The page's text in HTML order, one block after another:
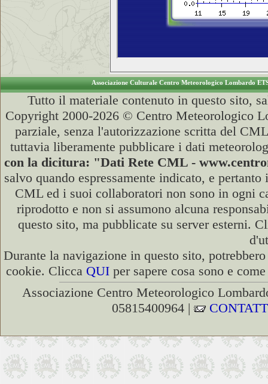
Associazione Culturale Centro Meteorologico Lombardo
Tutto il materiale contenuto in questo sito,
Copyright 2000-2026 © Centro Meteorologico
parziale, senza l'autorizzazione scritta del
tuttavia liberamente pubblicare i dati
con la dicitura: "Dati Rete CML -
salvo quando espressamente indicato, e
CML ed i suoi collaboratori non sono in ogni
riprodotto e non si assumono alcuna
questo sito, ma pubblicate su server esterni.
Durante la navigazione in questo sito,
cookie. Clicca QUI per sapere cosa sono e
Associazione Centro Meteorologico
05815400964 |